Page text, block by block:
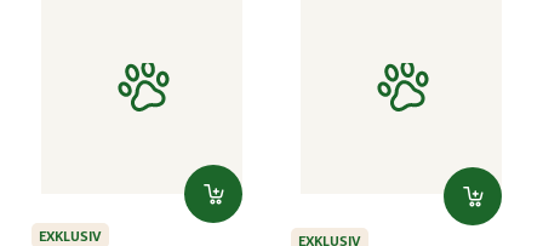
EXKLUSIV
EXKLUSIV